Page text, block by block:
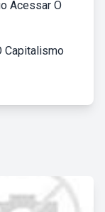
Acessar O
Capitalismo